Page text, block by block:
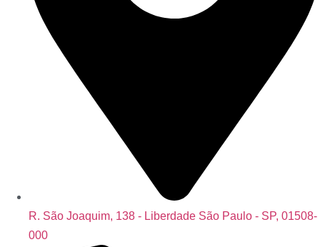
R. São Joaquim, 138 - Liberdade São Paulo - SP, 01508-
000